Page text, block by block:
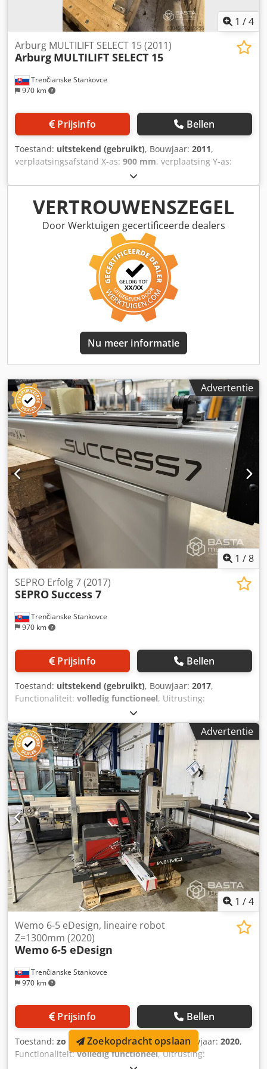
1 /4
Trenčianske Stankovce
970 km
Arburg MULTILIFT SELECT 15 (2011)
Arburg MULTILIFT SELECT 15
Prijsinfo Bellen
Toestand: uitstekend (gebruikt), Bouwjaar: 2011,
verplaatsingsafstand X-as: 900 mm, verplaatsing Y-as:
, verplaatsingsafstand Z-as:
totaalgewicht:450 kg, Uitrusting:documentatie /
handleiding, Aantal assen: 3 Dksdsxn Rg Uopfx Ac Uer
Bereik: 2800 mm Laadvermogen: 15 kg X - 900 mm Y - 1400
mm Z - 2800 mm C - 90°
VERTROUWENSZEGEL
Door Werktuigen gecertificeerde dealers
Nu meer informatie
Advertentie
1 /8
Trenčianske Stankovce
970 km
SEPRO Erfolg 7 (2017)
SEPROSuccess 7
Prijsinfo Bellen
Toestand: uitstekend (gebruikt), Bouwjaar: 2017,
Functionaliteit: volledig functioneel, Uitrusting:
, Sepro Success 7 Aantal
assen: 3 Reikwijdte: 1000 mm Draagvermogen: 3 kg Dsdpfx
Acsx Ec E Rs Uekr X = 1000 mm Y = 400 mm Z = 800 mm C =
R1 pneumatisch Euromap 67: ja Drukcircuit: 1 Robot is
direct leverbaar.
Advertentie
1 /4
Trenčianske Stankovce
970 km
Wemo 6-5 eDesign, lineaire robot
Z=1300mm (2020)
Wemo6-5 eDesign
Prijsinfo Bellen
Toestand: zo goed als nieuw (gebruikt) , Bouwjaar: 2020,
Functionaliteit:volledig functioneel, Uitrusting:
, Aantal assen: 3 Reikwijdte:
Zoekopdracht opslaan